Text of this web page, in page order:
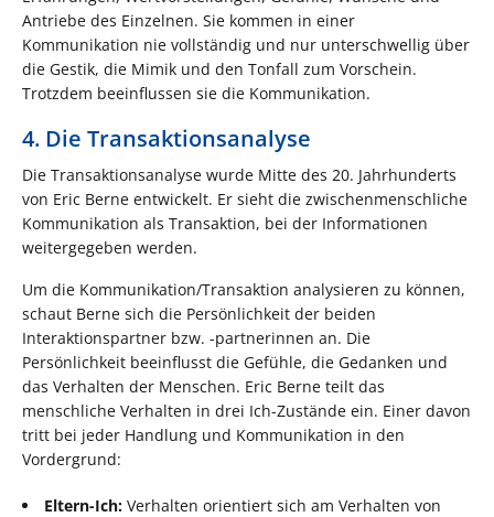
Antriebe des Einzelnen. Sie kommen in einer
Kommunikation nie vollständig und nur unterschwellig über
die Gestik, die Mimik und den Tonfall zum Vorschein.
Trotzdem beeinflussen sie die Kommunikation.
4. Die Transaktionsanalyse
Die Transaktionsanalyse wurde Mitte des 20. Jahrhunderts
von Eric Berne entwickelt. Er sieht die zwischenmenschliche
Kommunikation als Transaktion, bei der Informationen
weitergegeben werden.
Um die Kommunikation/Transaktion analysieren zu können,
schaut Berne sich die Persönlichkeit der beiden
Interaktionspartner bzw. -partnerinnen an. Die
Persönlichkeit beeinflusst die Gefühle, die Gedanken und
das Verhalten der Menschen. Eric Berne teilt das
menschliche Verhalten in drei Ich-Zustände ein. Einer davon
tritt bei jeder Handlung und Kommunikation in den
Vordergrund:
Eltern-Ich: Verhalten orientiert sich am Verhalten von